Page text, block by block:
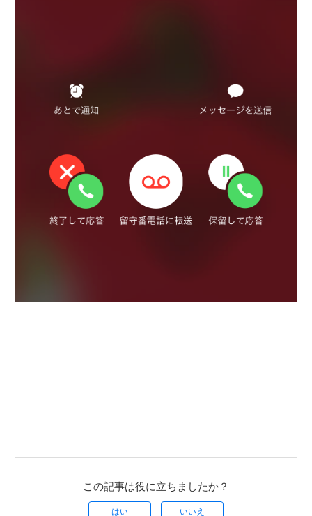
この記事は役に立ちましたか？
はい いいえ